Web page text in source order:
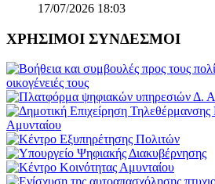
17/07/2026 18:03
ΧΡΗΣΙΜΟΙ ΣΥΝΔΕΣΜΟΙ